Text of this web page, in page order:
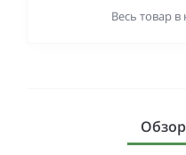
Весь товар в